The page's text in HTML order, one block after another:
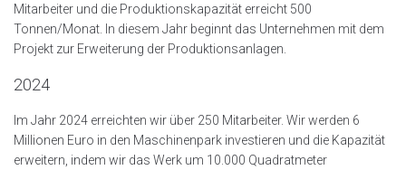
Mitarbeiter und die Produktionskapazität erreicht 500
Tonnen/Monat. In diesem Jahr beginnt das Unternehmen mit dem
Projekt zur Erweiterung der Produktionsanlagen.
2024
Im Jahr 2024 erreichten wir über 250 Mitarbeiter. Wir werden 6
Millionen Euro in den Maschinenpark investieren und die Kapazität
erweitern, indem wir das Werk um 10.000 Quadratmeter